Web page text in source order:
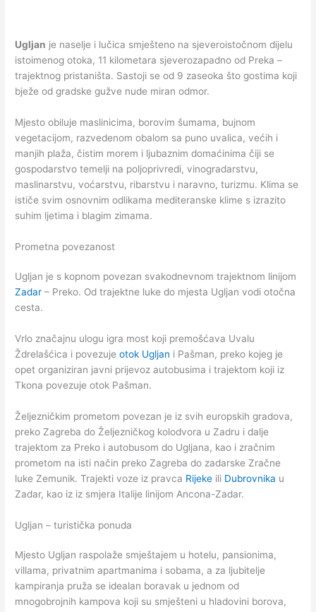
Ugljan je naselje i lučica smješteno na sjeveroistočnom dijelu
istoimenog otoka, 11 kilometara sjeverozapadno od Preka –
trajektnog pristaništa. Sastoji se od 9 zaseoka što gostima koji
bježe od gradske gužve nude miran odmor.
Mjesto obiluje maslinicima, borovim šumama, bujnom
vegetacijom, razvedenom obalom sa puno uvalica, većih i
manjih plaža, čistim morem i ljubaznim domaćinima čiji se
gospodarstvo temelji na poljoprivredi, vinogradarstvu,
maslinarstvu, voćarstvu, ribarstvu i naravno, turizmu. Klima se
ističe svim osnovnim odlikama mediteranske klime s izrazito
suhim ljetima i blagim zimama.
Prometna povezanost
Ugljan je s kopnom povezan svakodnevnom trajektnom linijom
Zadar – Preko. Od trajektne luke do mjesta Ugljan vodi otočna
cesta.
Vrlo značajnu ulogu igra most koji premošćava Uvalu
Ždrelašćica i povezujeotok Ugljan i Pašman, preko kojeg je
opet organiziran javni prijevoz autobusima i trajektom koji iz
Tkona povezuje otok Pašman.
Željezničkim prometom povezan je iz svih europskih gradova,
preko Zagreba do Željezničkog kolodvora u Zadru i dalje
trajektom za Preko i autobusom do Ugljana, kao i zračnim
prometom na isti način preko Zagreba do zadarske Zračne
luke Zemunik. Trajekti voze iz pravca Rijeke ili Dubrovnika u
Zadar, kao iz iz smjera Italije linijom Ancona-Zadar.
Ugljan – turistička ponuda
Mjesto Ugljan raspolaže smještajem u hotelu, pansionima,
villama, privatnim apartmanima i sobama, a za ljubitelje
kampiranja pruža se idealan boravak u jednom od
mnogobrojnih kampova koji su smješteni u hladovini borova,